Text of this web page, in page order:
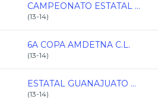
CAMPEONATO ESTATAL CL QRO 2026
(13-14)
6A COPA AMDETNA C.L.
(13-14)
ESTATAL GUANAJUATO CURSO LARGO
(13-14)